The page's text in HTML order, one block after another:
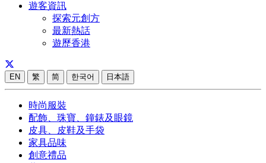
遊客資訊
探索元創方
最新熱話
遊歷香港
EN 繁 简 한국어 日本語
時尚服裝
配飾、珠寶、鐘錶及眼鏡
皮具、皮鞋及手袋
家具品味
創意禮品